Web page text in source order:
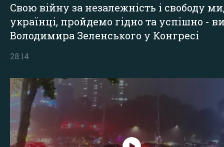
Свою війну за незалежність і свободу
українці, пройдемо гідно та успішно -
Володимира Зеленського у Конгресі
28:14